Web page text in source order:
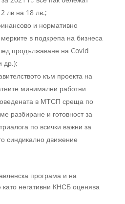
лв на 18 лв.;
и нормативно
в подкрепа на бизнеса
продължаване на Covid
др.);
към проекта на
минимални работни
в МТСП среща по
разбиране и готовност за
по всички важни за
синдикално движение
програма и на
като негативни КНСБ оценява